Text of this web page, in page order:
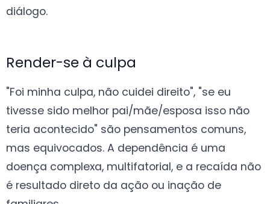
diálogo.
Render-se à culpa
"Foi minha culpa, não cuidei direito", "se eu
tivesse sido melhor pai/mãe/esposa isso não
teria acontecido" são pensamentos comuns,
mas equivocados. A dependência é uma
doença complexa, multifatorial, e a recaída não
é resultado direto da ação ou inação de